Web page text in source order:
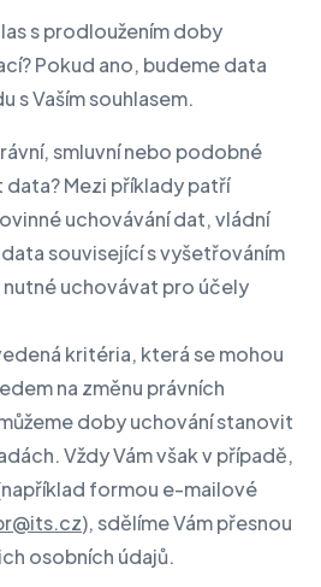
s prodloužením doby
Pokud ano, budeme data
s Vaším souhlasem.
smluvní nebo podobné
Mezi příklady patří
uchovávání dat, vládní
související s vyšetřováním
uchovávat pro účely
kritéria, která se mohou
na změnu právních
doby uchování stanovit
Vždy Vám však v případě,
formou e-mailové
), sdělíme Vám přesnou
osobních údajů.